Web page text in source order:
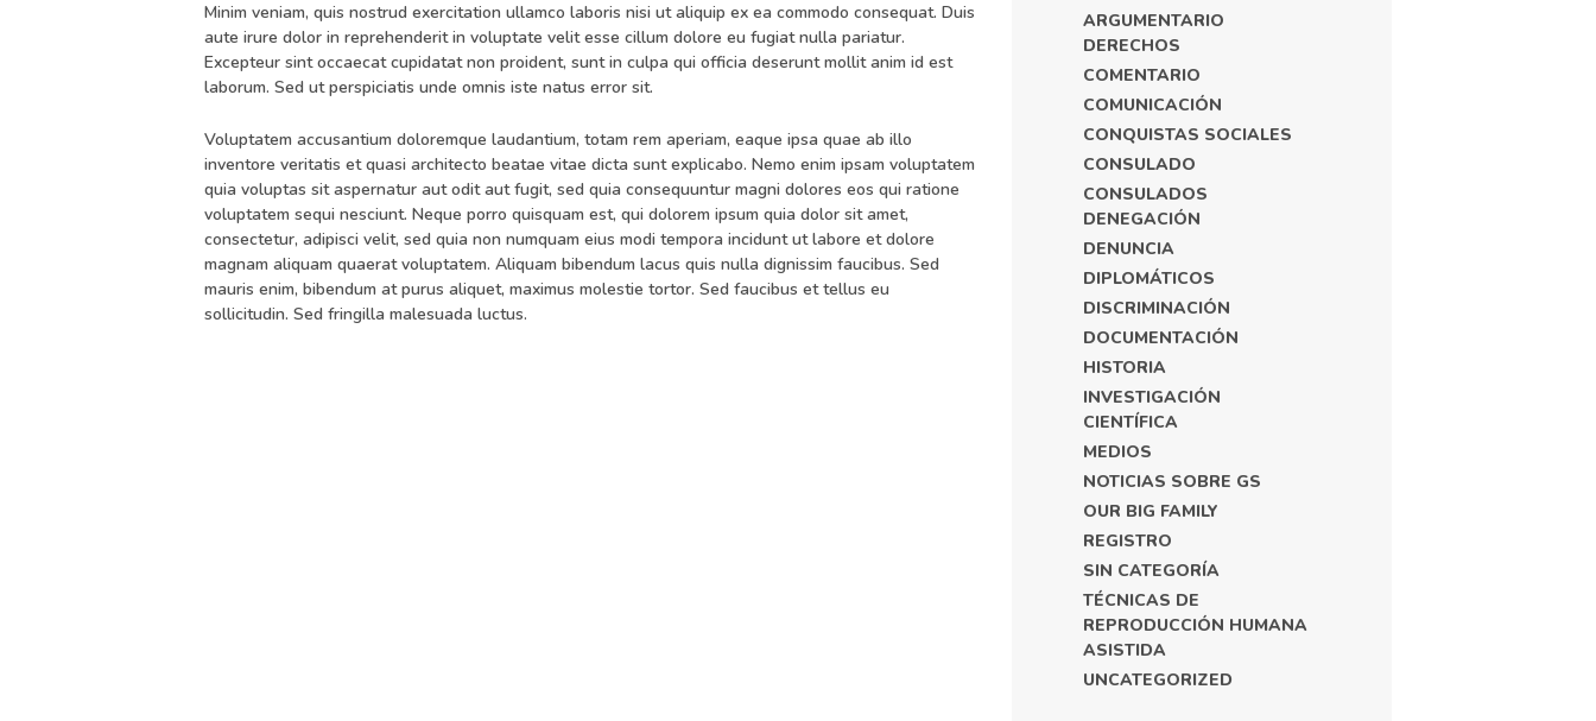
Minim veniam, quis nostrud exercitation ullamco laboris nisi ut aliquip ex ea commodo consequat. Duis
aute irure dolor in reprehenderit in voluptate velit esse cillum dolore eu fugiat nulla pariatur.
Excepteur sint occaecat cupidatat non proident, sunt in culpa qui officia deserunt mollit anim id est
laborum. Sed ut perspiciatis unde omnis iste natus error sit.
Voluptatem accusantium doloremque laudantium, totam rem aperiam, eaque ipsa quae ab illo
inventore veritatis et quasi architecto beatae vitae dicta sunt explicabo. Nemo enim ipsam voluptatem
quia voluptas sit aspernatur aut odit aut fugit, sed quia consequuntur magni dolores eos qui ratione
voluptatem sequi nesciunt. Neque porro quisquam est, qui dolorem ipsum quia dolor sit amet,
consectetur, adipisci velit, sed quia non numquam eius modi tempora incidunt ut labore et dolore
magnam aliquam quaerat voluptatem. Aliquam bibendum lacus quis nulla dignissim faucibus. Sed
mauris enim, bibendum at purus aliquet, maximus molestie tortor. Sed faucibus et tellus eu
sollicitudin. Sed fringilla malesuada luctus.
ARGUMENTARIO
DERECHOS
COMENTARIO
COMUNICACIÓN
CONQUISTAS SOCIALES
CONSULADO
CONSULADOS
DENEGACIÓN
DENUNCIA
DIPLOMÁTICOS
DISCRIMINACIÓN
DOCUMENTACIÓN
HISTORIA
INVESTIGACIÓN
CIENTÍFICA
MEDIOS
NOTICIAS SOBRE GS
OUR BIG FAMILY
REGISTRO
SIN CATEGORÍA
TÉCNICAS DE
REPRODUCCIÓN HUMANA
ASISTIDA
UNCATEGORIZED